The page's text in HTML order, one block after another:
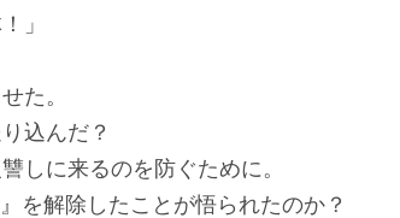
」
た。
込んだ？
しに来るのを防ぐために。
』を解除したことが悟られたのか？